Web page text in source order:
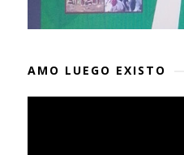
AMO LUEGO EXISTO